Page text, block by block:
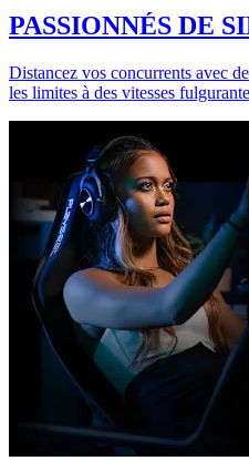
PASSIONNÉS DE
Distancez vos concurrents avec
les limites à des vitesses